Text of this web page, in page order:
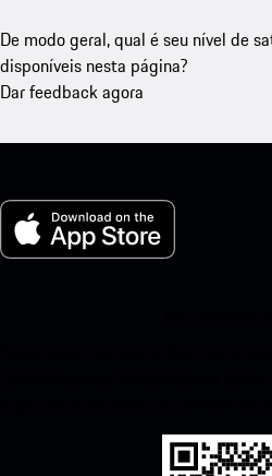
De modo geral, qual é seu nível de
disponíveis nesta página?
Dar feedback agora